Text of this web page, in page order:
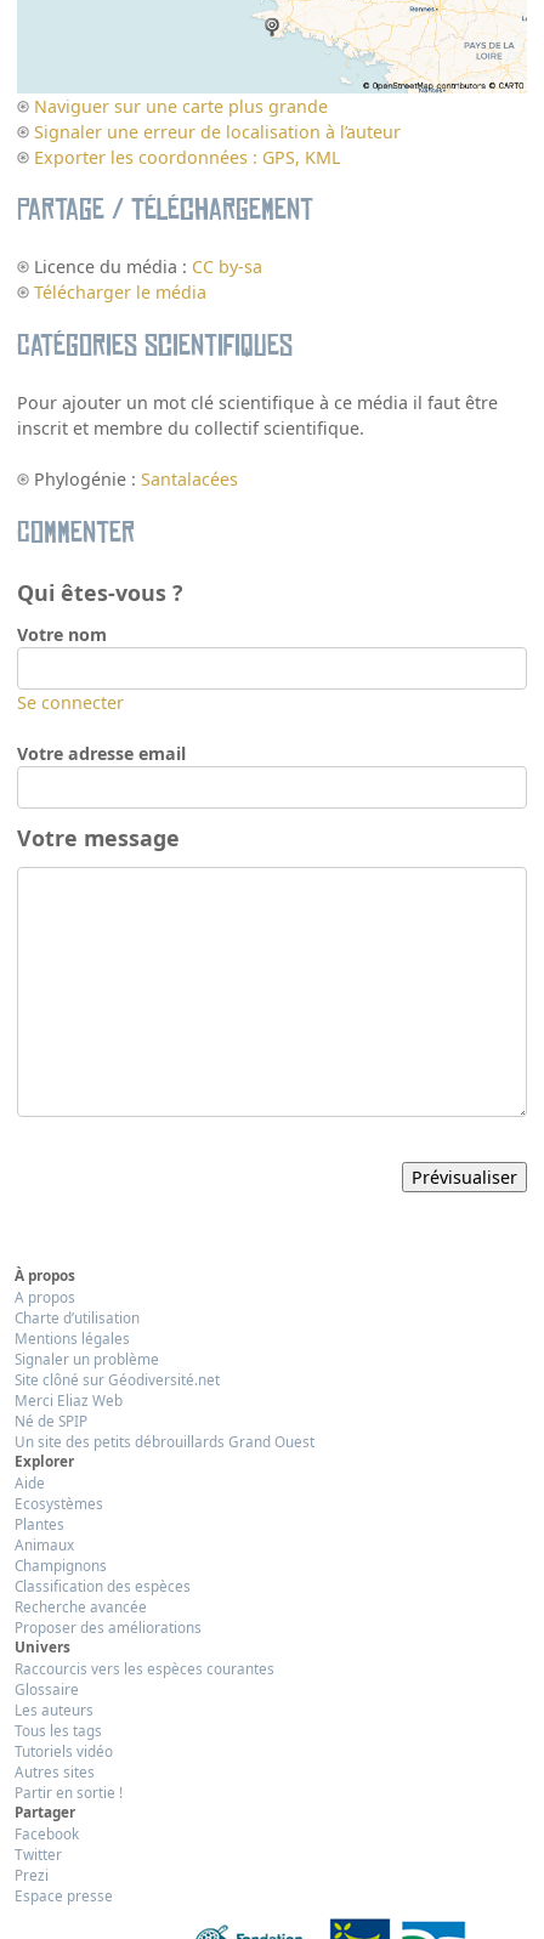
Naviguer sur une carte plus grande
Signaler une erreur de localisation à l’auteur
Exporter les coordonnées : GPS, KML
Partage / Téléchargement
Licence du média : CC by-sa
Télécharger le média
Catégories scientifiques
Pour ajouter un mot clé scientifique à ce média il faut être
inscrit et membre du collectif scientifique.
Phylogénie :Santalacées
Commenter
Qui êtes-vous ?
Votre nom
Se connecter
Votre adresse email
Votre message
À propos
A propos
Charte d’utilisation
Mentions légales
Signaler un problème
Site clôné sur Géodiversité.net
Merci Eliaz Web
Né de SPIP
Un site des petits débrouillards Grand Ouest
Explorer
Aide
Ecosystèmes
Plantes
Animaux
Champignons
Classification des espèces
Recherche avancée
Proposer des améliorations
Univers
Raccourcis vers les espèces courantes
Glossaire
Les auteurs
Tous les tags
Tutoriels vidéo
Autres sites
Partir en sortie !
Partager
Facebook
Twitter
Prezi
Espace presse